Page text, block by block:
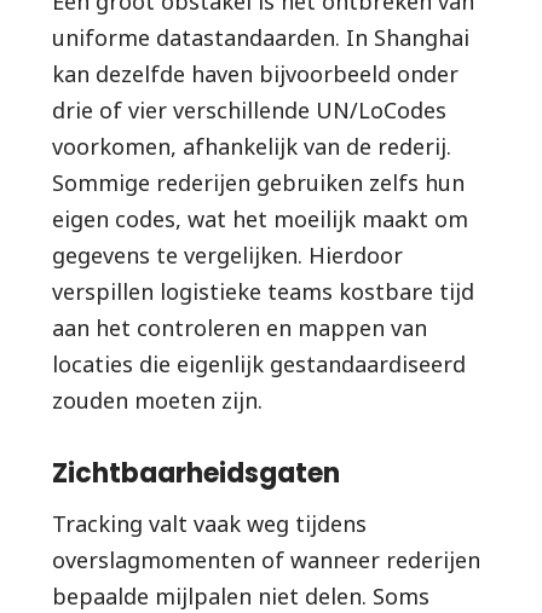
uniforme datastandaarden. In Shanghai
kan dezelfde haven bijvoorbeeld onder
drie of vier verschillende UN/LoCodes
voorkomen, afhankelijk van de rederij.
Sommige rederijen gebruiken zelfs hun
eigen codes, wat het moeilijk maakt om
gegevens te vergelijken. Hierdoor
verspillen logistieke teams kostbare tijd
aan het controleren en mappen van
locaties die eigenlijk gestandaardiseerd
zouden moeten zijn.
Zichtbaarheidsgaten
Tracking valt vaak weg tijdens
overslagmomenten of wanneer rederijen
bepaalde mijlpalen niet delen. Soms